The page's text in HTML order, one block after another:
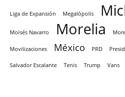
Liga de Expansión Megalópolis
Moisés Navarro Morelia
Movilizaciones México PRD
Salvador Escalante Tenis Trump Vans